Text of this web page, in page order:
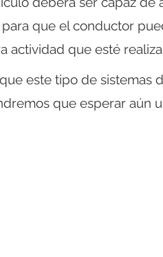
que el conductor
actividad que esté
este tipo de sistemas
que esperar aún